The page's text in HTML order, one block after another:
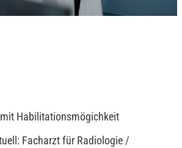
Habilitationsmögichkeit
Facharzt für Radiologie /